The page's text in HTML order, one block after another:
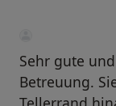
Sehr gute
Betreuung.